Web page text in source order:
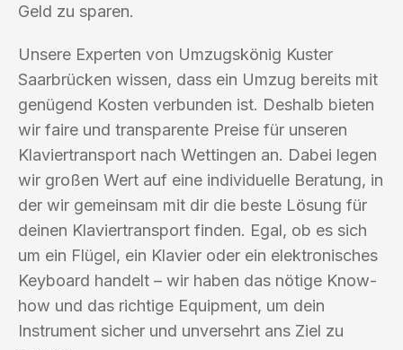
Geld zu sparen.
Unsere Experten von Umzugskönig Kuster
Saarbrücken wissen, dass ein Umzug bereits mit
genügend Kosten verbunden ist. Deshalb bieten
wir faire und transparente Preise für unseren
Klaviertransport nach Wettingen an. Dabei legen
wir großen Wert auf eine individuelle Beratung, in
der wir gemeinsam mit dir die beste Lösung für
deinen Klaviertransport finden. Egal, ob es sich
um ein Flügel, ein Klavier oder ein elektronisches
Keyboard handelt – wir haben das nötige Know-
how und das richtige Equipment, um dein
Instrument sicher und unversehrt ans Ziel zu